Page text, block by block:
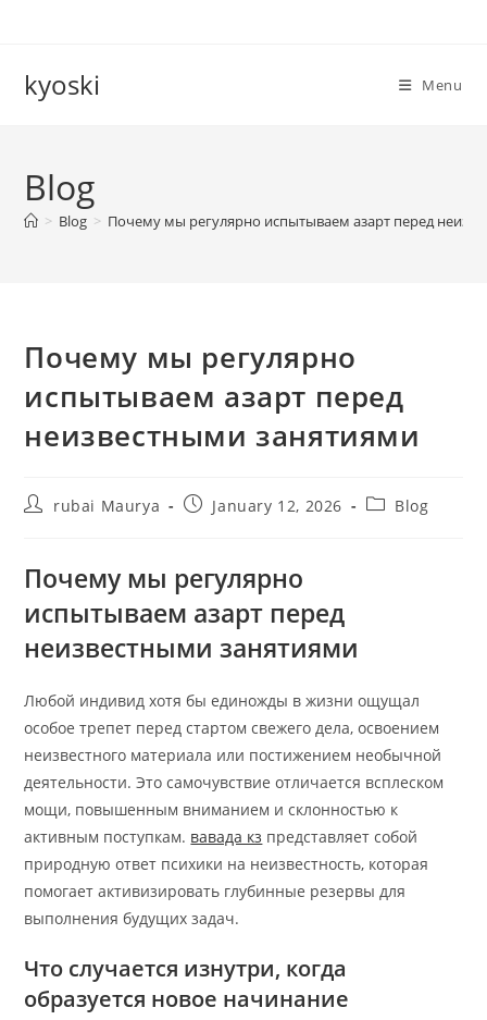
kyoski Menu
Blog
> Blog > Почему мы регулярно испытываем азарт перед
Почему мы регулярно
испытываем азарт перед
неизвестными занятиями
Postrubai Maurya
PostJanuary 12, 2026
PostBlog
Почему мы регулярно
испытываем азарт перед
неизвестными занятиями
Любой индивид хотя бы единожды в жизни ощущал
особое трепет перед стартом свежего дела, освоением
неизвестного материала или постижением необычной
деятельности. Это самочувствие отличается всплеском
мощи, повышенным вниманием и склонностью к
активным поступкам. вавада кз представляет собой
природную ответ психики на неизвестность, которая
помогает активизировать глубинные резервы для
выполнения будущих задач.
Что случается изнутри, когда
образуется новое начинание